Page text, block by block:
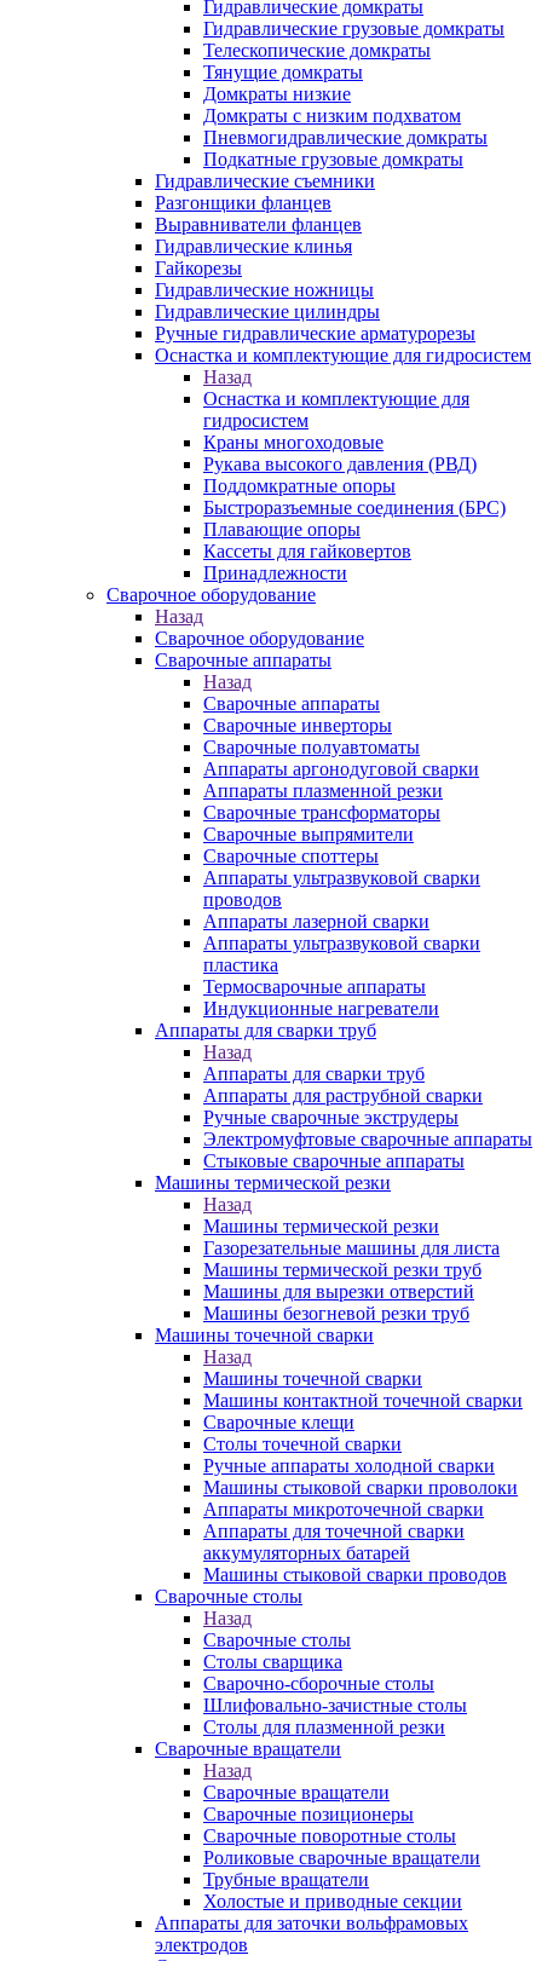
Гидравлические домкраты
Гидравлические грузовые домкраты
Телескопические домкраты
Тянущие домкраты
Домкраты низкие
Домкраты с низким подхватом
Пневмогидравлические домкраты
Подкатные грузовые домкраты
Гидравлические съемники
Разгонщики фланцев
Выравниватели фланцев
Гидравлические клинья
Гайкорезы
Гидравлические ножницы
Гидравлические цилиндры
Ручные гидравлические арматурорезы
Оснастка и комплектующие для гидросистем
Назад
Оснастка и комплектующие для
гидросистем
Краны многоходовые
Рукава высокого давления (РВД)
Поддомкратные опоры
Быстроразъемные соединения (БРС)
Плавающие опоры
Кассеты для гайковертов
Принадлежности
Сварочное оборудование
Назад
Сварочное оборудование
Сварочные аппараты
Назад
Сварочные аппараты
Сварочные инверторы
Сварочные полуавтоматы
Аппараты аргонодуговой сварки
Аппараты плазменной резки
Сварочные трансформаторы
Сварочные выпрямители
Сварочные споттеры
Аппараты ультразвуковой сварки
проводов
Аппараты лазерной сварки
Аппараты ультразвуковой сварки
пластика
Термосварочные аппараты
Индукционные нагреватели
Аппараты для сварки труб
Назад
Аппараты для сварки труб
Аппараты для раструбной сварки
Ручные сварочные экструдеры
Электромуфтовые сварочные аппараты
Стыковые сварочные аппараты
Машины термической резки
Назад
Машины термической резки
Газорезательные машины для листа
Машины термической резки труб
Машины для вырезки отверстий
Машины безогневой резки труб
Машины точечной сварки
Назад
Машины точечной сварки
Машины контактной точечной сварки
Сварочные клещи
Столы точечной сварки
Ручные аппараты холодной сварки
Машины стыковой сварки проволоки
Аппараты микроточечной сварки
Аппараты для точечной сварки
аккумуляторных батарей
Машины стыковой сварки проводов
Сварочные столы
Назад
Сварочные столы
Столы сварщика
Сварочно-сборочные столы
Шлифовально-зачистные столы
Столы для плазменной резки
Сварочные вращатели
Назад
Сварочные вращатели
Сварочные позиционеры
Сварочные поворотные столы
Роликовые сварочные вращатели
Трубные вращатели
Холостые и приводные секции
Аппараты для заточки вольфрамовых
электродов